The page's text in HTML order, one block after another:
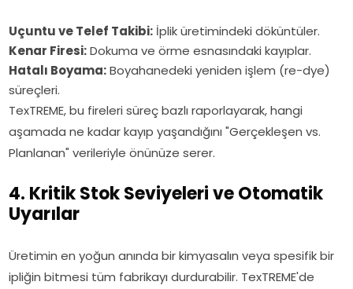
Uçuntu ve Telef Takibi: İplik üretimindeki döküntüler.
Kenar Firesi:Dokuma ve örme esnasındaki kayıplar.
Hatalı Boyama:Boyahanedeki yeniden işlem (re-dye)
süreçleri.
TexTREME, bu fireleri süreç bazlı raporlayarak, hangi
aşamada ne kadar kayıp yaşandığını "Gerçekleşen vs.
Planlanan" verileriyle önünüze serer.
4. Kritik Stok Seviyeleri ve Otomatik
Uyarılar
Üretimin en yoğun anında bir kimyasalın veya spesifik bir
ipliğin bitmesi tüm fabrikayı durdurabilir. TexTREME'de